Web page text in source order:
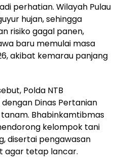
perhatian. Wilayah Pulau
hujan, sehingga
risiko gagal panen,
baru memulai masa
akibat kemarau panjang
Polda NTB
Dinas Pertanian
Bhabinkamtibmas
kelompok tani
disertai pengawasan
agar tetap lancar.